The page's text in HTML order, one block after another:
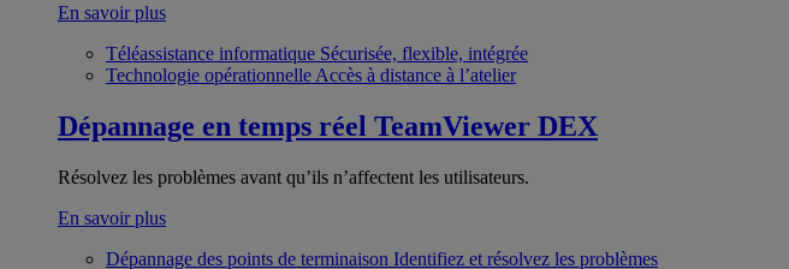
En savoir plus
Téléassistance informatique Sécurisée, flexible, intégrée
Technologie opérationnelle Accès à distance à l’atelier
Dépannage en temps réel TeamViewer DEX
Résolvez les problèmes avant qu’ils n’affectent les utilisateurs.
En savoir plus
Dépannage des points de terminaison Identifiez et résolvez les problèmes